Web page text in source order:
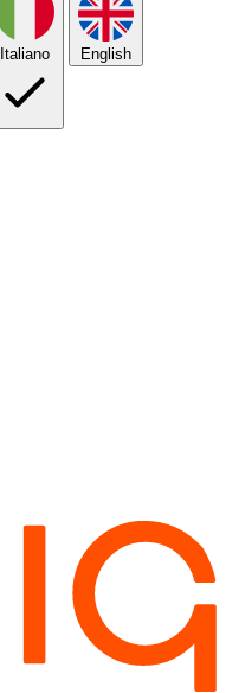
Italiano English